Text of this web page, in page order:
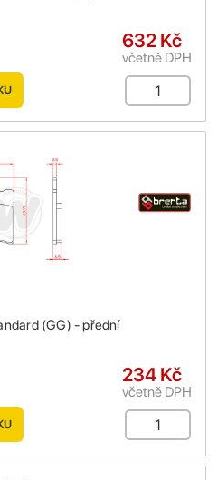
632 Kč
včetně DPH
(GG) - přední
234 Kč
včetně DPH